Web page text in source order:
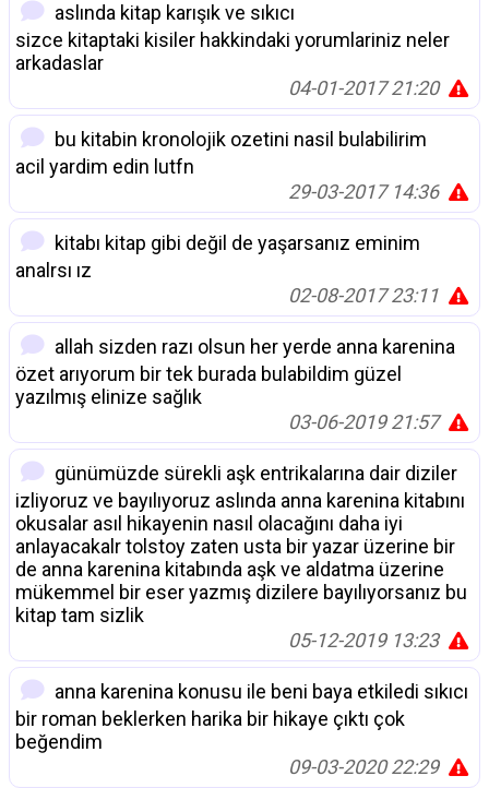
aslında kitap karışık ve sıkıcı
sizce kitaptaki kisiler hakkindaki yorumlariniz neler
arkadaslar
04-01-2017 21:20
bu kitabin kronolojik ozetini nasil bulabilirim
acil yardim edin lutfn
29-03-2017 14:36
kitabı kitap gibi değil de yaşarsanız eminim
analrsı ız
02-08-2017 23:11
allah sizden razı olsun her yerde anna karenina
özet arıyorum bir tek burada bulabildim güzel
yazılmış elinize sağlık
03-06-2019 21:57
günümüzde sürekli aşk entrikalarına dair diziler
izliyoruz ve bayılıyoruz aslında anna karenina kitabını
okusalar asıl hikayenin nasıl olacağını daha iyi
anlayacakalr tolstoy zaten usta bir yazar üzerine bir
de anna karenina kitabında aşk ve aldatma üzerine
mükemmel bir eser yazmış dizilere bayılıyorsanız bu
kitap tam sizlik
05-12-2019 13:23
anna karenina konusu ile beni baya etkiledi sıkıcı
bir roman beklerken harika bir hikaye çıktı çok
beğendim
09-03-2020 22:29